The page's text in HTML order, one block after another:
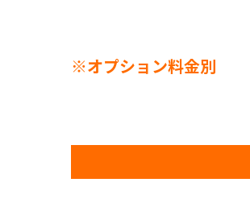
※オプション料金別